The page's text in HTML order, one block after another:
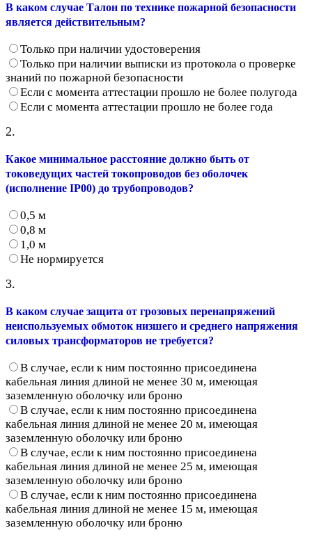
В каком случае Талон по технике пожарной безопасности
является действительным?
Только при наличии удостоверения
Только при наличии выписки из протокола о проверке
знаний по пожарной безопасности
Если с момента аттестации прошло не более полугода
Если с момента аттестации прошло не более года
2.
Какое минимальное расстояние должно быть от
токоведущих частей токопроводов без оболочек
(исполнение IP00) до трубопроводов?
0,5 м
0,8 м
1,0 м
Не нормируется
3.
В каком случае защита от грозовых перенапряжений
неиспользуемых обмоток низшего и среднего напряжения
силовых трансформаторов не требуется?
В случае, если к ним постоянно присоединена
кабельная линия длиной не менее 30 м, имеющая
заземленную оболочку или броню
В случае, если к ним постоянно присоединена
кабельная линия длиной не менее 20 м, имеющая
заземленную оболочку или броню
В случае, если к ним постоянно присоединена
кабельная линия длиной не менее 25 м, имеющая
заземленную оболочку или броню
В случае, если к ним постоянно присоединена
кабельная линия длиной не менее 15 м, имеющая
заземленную оболочку или броню